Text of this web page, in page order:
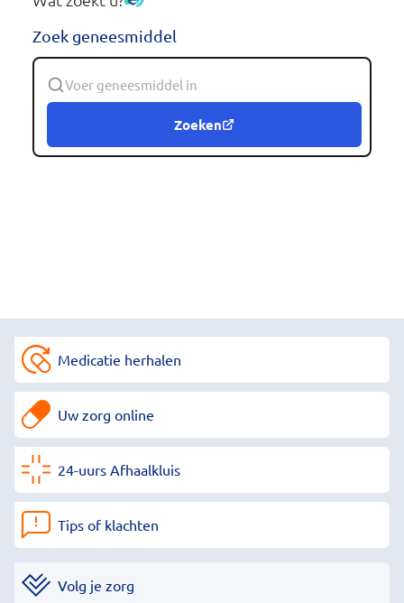
Zoek geneesmiddel
Zoeken
Medicatie herhalen
Uw zorg online
24-uurs Afhaalkluis
Tips of klachten
Volg je zorg